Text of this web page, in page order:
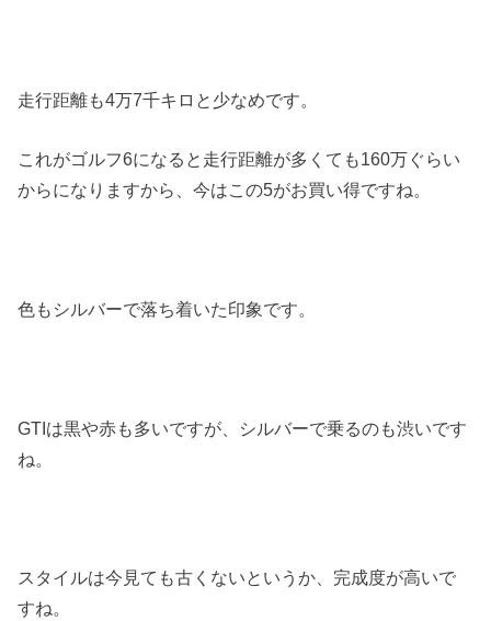
走行距離も4万7千キロと少なめです。
これがゴルフ6になると走行距離が多くても160万ぐらい
からになりますから、今はこの5がお買い得ですね。
色もシルバーで落ち着いた印象です。
GTIは黒や赤も多いですが、シルバーで乗るのも渋いです
ね。
スタイルは今見ても古くないというか、完成度が高いで
すね。